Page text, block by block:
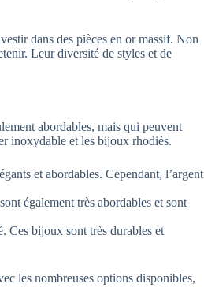
dans des pièces en or massif. Non
Leur diversité de styles et de
abordables, mais qui peuvent
inoxydable et les bijoux rhodiés.
et abordables. Cependant, l’argent
également très abordables et sont
Ces bijoux sont très durables et
les nombreuses options disponibles,